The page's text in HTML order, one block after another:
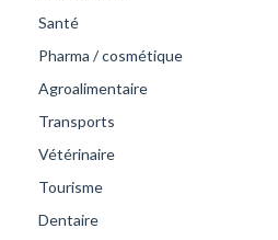
Santé
Pharma / cosmétique
Agroalimentaire
Transports
Vétérinaire
Tourisme
Dentaire